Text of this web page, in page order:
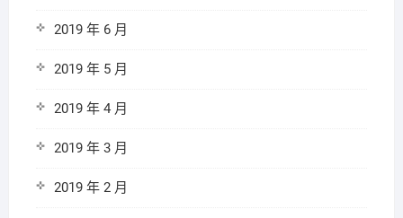
2019 年 6 月
2019 年 5 月
2019 年 4 月
2019 年 3 月
2019 年 2 月